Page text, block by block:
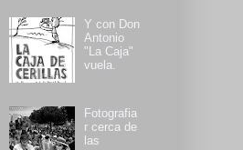
Y con Don
Antonio
"La Caja"
vuela.
Fotografia
r cerca de
las